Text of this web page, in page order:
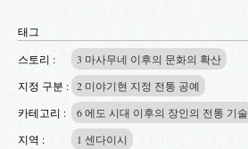
태그
스토리 :
3 마사무네 이후의 문화의 확산
지정 구분 : 2 미야기현 지정 전통 공예
카테고리 :
6 에도 시대 이후의 장인의 전통 기술
지역 :
1 센다이시